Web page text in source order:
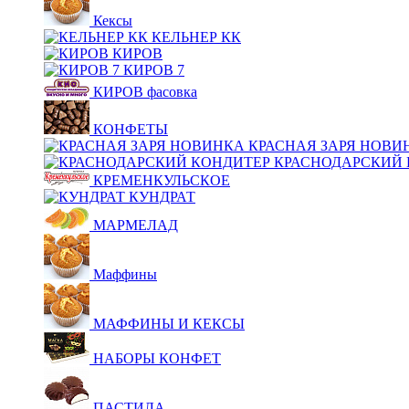
Кексы
КЕЛЬНЕР КК
КИРОВ
КИРОВ 7
КИРОВ фасовка
КОНФЕТЫ
КРАСНАЯ ЗАРЯ
КРАСНОДАРСКИЙ
КРЕМЕНКУЛЬСКОЕ
КУНДРАТ
МАРМЕЛАД
Маффины
МАФФИНЫ И КЕКСЫ
НАБОРЫ КОНФЕТ